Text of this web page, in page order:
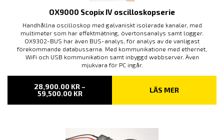
OX9000 Scopix IV oscilloskopserie
Handhållna oscilloskop med galvaniskt isolerade kanaler, med
multimeter som har effektmätning, övertonsanalys samt logger.
OX9302-BUS har även BUS-analys, för analys av de vanligast
förekommande databussarna. Med kommunikatione med ethernet,
WiFi och USB kommunikation samt inbyggd webbserver. Även
mjukvara för PC ingår.
28,900.00 KR –
59,500.00 KRPRISINTERVALL:
TILL
LÄS MER